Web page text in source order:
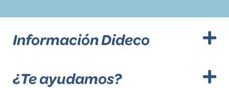
Información Dideco
¿Te ayudamos?